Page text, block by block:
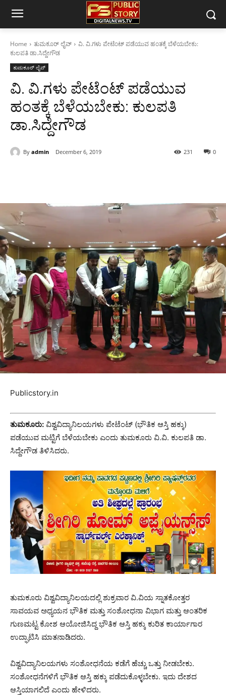
Home ತುಮಕೂರ್ ಲೈವ್
ವಿ. ವಿ.ಗಳು ಪೇಟೆಂಟ್ ಪಡೆಯುವ ಹಂತಕ್ಕೆ ಬೆಳೆಯಬೇಕು:
ಕುಲಪತಿ ಡಾ.ಸಿದ್ದೇಗೌಡ
ತುಮಕೂರ್ ಲೈವ್
ವಿ. ವಿ.ಗಳು ಪೇಟೆಂಟ್ ಪಡೆಯುವ
ಹಂತಕ್ಕೆ ಬೆಳೆಯಬೇಕು: ಕುಲಪತಿ
ಡಾ.ಸಿದ್ದೇಗೌಡ
By admin December 6, 2019 0
231
Publicstory.in
ತುಮಕೂರು: ವಿಶ್ವವಿದ್ಯಾನಿಲಯಗಳು ಪೇಟೆಂಟ್ (ಭೌತಿಕ ಆಸ್ತಿ ಹಕ್ಕು)
ಪಡೆಯುವ ಮಟ್ಟಿಗೆ ಬೆಳೆಯಬೇಕು ಎಂದು ತುಮಕೂರು ವಿ.ವಿ. ಕುಲಪತಿ ಡಾ.
ಸಿದ್ದೇಗೌಡ ತಿಳಿಸಿದರು.
ತುಮಕೂರು ವಿಶ್ವವಿದ್ಯಾನಿಲಯದಲ್ಲಿ ಶುಕ್ರವಾರ ವಿ.ವಿಯ ಸ್ನಾತಕೋತ್ತರ
ಸಾವಯವ ಅಧ್ಯಯನ ಭೌತಿಕ ಮತ್ತು ಸಂಶೋಧನಾ ವಿಭಾಗ ಮತ್ತು ಆಂತರಿಕ
ಗುಣಮಟ್ಟ ಕೋಶ ಆಯೋಜಿಸಿದ್ದ ಭೌತಿಕ ಆಸ್ತಿ ಹಕ್ಕು ಕುರಿತ ಕಾರ್ಯಾಗಾರ
ಉದ್ಘಾಟಿಸಿ ಮಾತನಾಡಿದರು.
ವಿಶ್ವವಿದ್ಯಾನಿಲಯಗಳು ಸಂಶೋಧನೆಯ ಕಡೆಗೆ ಹೆಚ್ಚು ಒತ್ತು ನೀಡಬೇಕು.
ಸಂಶೋಧನೆಗಳಿಗೆ ಭೌತಿಕ ಆಸ್ತಿ ಹಕ್ಕು ಪಡೆದುಕೊಳ್ಳಬೇಕು. ಇದು ದೇಶದ
ಆಸ್ತಿಯಾಗಲಿದೆ ಎಂದು ಹೇಳಿದರು.